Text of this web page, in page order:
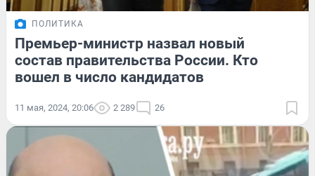
ПОЛИТИКА
Премьер-министр назвал новый
состав правительства России. Кто
вошел в число кандидатов
11 мая, 2024, 20:06 2 289 26